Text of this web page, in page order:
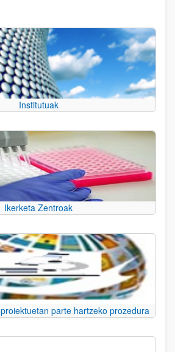
Institutuak
Ikerketa Zentroak
parte hartzeko prozedura